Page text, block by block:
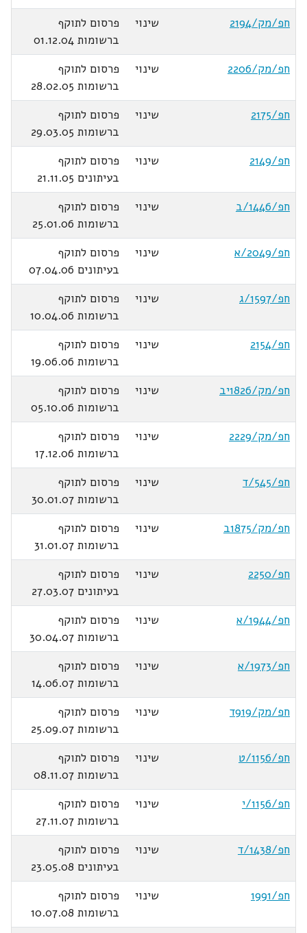
חפ/מק/2194
שינוי
פרסום לתוקף
ברשומות 01.12.04
חפ/מק/2206
שינוי
פרסום לתוקף
ברשומות 28.02.05
חפ/2175
שינוי
פרסום לתוקף
ברשומות 29.03.05
חפ/2149
שינוי
פרסום לתוקף
בעיתונים 21.11.05
חפ/1446/ב
שינוי
פרסום לתוקף
ברשומות 25.01.06
חפ/2049/א
שינוי
פרסום לתוקף
בעיתונים 07.04.06
חפ/1597/ג
שינוי
פרסום לתוקף
ברשומות 10.04.06
חפ/2154
שינוי
פרסום לתוקף
ברשומות 19.06.06
חפ/מק/1826יב
שינוי
פרסום לתוקף
ברשומות 05.10.06
חפ/מק/2229
שינוי
פרסום לתוקף
ברשומות 17.12.06
חפ/545/ד
שינוי
פרסום לתוקף
ברשומות 30.01.07
חפ/מק/1875ב
שינוי
פרסום לתוקף
ברשומות 31.01.07
חפ/2250
שינוי
פרסום לתוקף
בעיתונים 27.03.07
חפ/1944/א
שינוי
פרסום לתוקף
ברשומות 30.04.07
חפ/1973/א
שינוי
פרסום לתוקף
ברשומות 14.06.07
חפ/מק/919ד
שינוי
פרסום לתוקף
ברשומות 25.09.07
חפ/1156/ט
שינוי
פרסום לתוקף
ברשומות 08.11.07
חפ/1156/י
שינוי
פרסום לתוקף
ברשומות 27.11.07
חפ/1438/ד
שינוי
פרסום לתוקף
בעיתונים 23.05.08
חפ/1991
שינוי
פרסום לתוקף
ברשומות 10.07.08